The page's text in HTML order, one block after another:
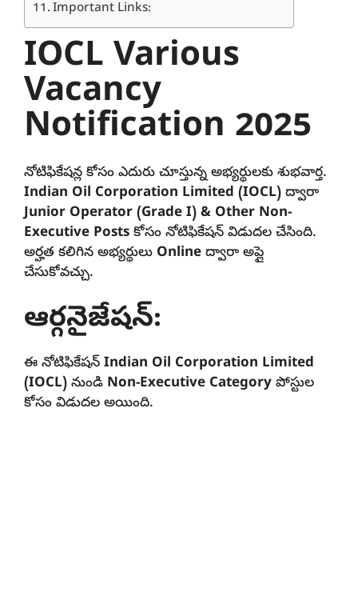
Important Links:
IOCL Various
Vacancy
Notification 2025
నోటిఫికేషన్ల కోసం ఎదురు చూస్తున్న అభ్యర్థులకు శుభవార్త.
Indian Oil Corporation Limited (IOCL) ద్వారా
Junior Operator (Grade I) & Other Non-
Executive Posts కోసం నోటిఫికేషన్ విడుదల చేసింది.
అర్హత కలిగిన అభ్యర్థులు Online ద్వారా అప్లై
చేసుకోవచ్చు.
ఆర్గనైజేషన్:
ఈ నోటిఫికేషన్ Indian Oil Corporation Limited
(IOCL) నుండి Non-Executive Category పోస్టుల
కోసం విడుదల అయింది.